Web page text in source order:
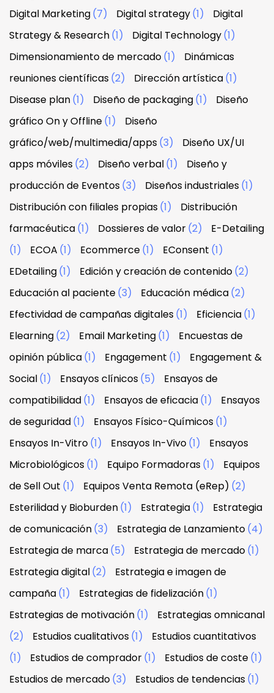
Digital Marketing(7) Digital strategy(1)
Digital
Strategy & Research(1) Digital Technology(1)
Dimensionamiento de mercado(1)
Dinámicas
reuniones científicas(2) Dirección artística(1)
Disease plan(1) Diseño de packaging(1)
Diseño
gráfico On y Offline(1)
Diseño
gráfico/web/multimedia/apps(3)
Diseño UX/UI
apps móviles(2) Diseño verbal(1)
Diseño y
producción de Eventos(3) Diseños industriales(1)
Distribución con filiales propias(1)
Distribución
farmacéutica(1) Dossieres de valor(2)
E-Detailing
(1)
ECOA (1) Ecommerce(1) EConsent (1)
EDetailing(1) Edición y creación de contenido(2)
Educación al paciente(3) Educación médica(2)
Efectividad de campañas digitales(1) Eficiencia(1)
Elearning(2) Email Marketing(1)
Encuestas de
opinión pública(1) Engagement (1)
Engagement &
Social(1) Ensayos clínicos(5)
Ensayos de
compatibilidad(1) Ensayos de eficacia(1)
Ensayos
de seguridad(1) Ensayos Físico-Químicos(1)
Ensayos In-Vitro(1) Ensayos In-Vivo(1)
Ensayos
Microbiológicos(1) Equipo Formadoras(1)
Equipos
de Sell Out (1) Equipos Venta Remota (eRep) (2)
Esterilidad y Bioburden(1) Estrategia(1)
Estrategia
de comunicación(3) Estrategia de Lanzamiento(4)
Estrategia de marca(5) Estrategia de mercado(1)
Estrategia digital(2)
Estrategia e imagen de
campaña(1) Estrategias de fidelización(1)
Estrategias de motivación(1)
Estrategias omnicanal
(2)
Estudios cualitativos(1)
Estudios cuantitativos
(1)
Estudios de comprador(1) Estudios de coste(1)
Estudios de mercado(3) Estudios de tendencias(1)